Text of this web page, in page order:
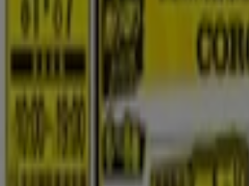
ケーズデンキ
ジョーシン
エディオン
ノジマ
パソコン工房